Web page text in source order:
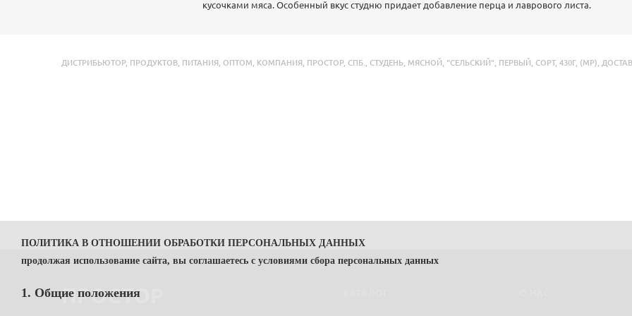
кусочками мяса. Особенный вкус студню придает добавление перца и лаврового листа.
ДИСТРИБЬЮТОР, ПРОДУКТОВ ПИТАНИЯ ОПТОМ КОМПАНИЯ ПРОСТОР, СПБ. СТУДЕНЬ МЯСНОЙ "СЕЛЬСКИЙ" ПЕРВЫЙ СОРТ, 430Г, (МР)
ПРОСТОР
ПОЛИТИКА В ОТНОШЕНИИ ОБРАБОТКИ ПЕРСОНАЛЬНЫХ ДАННЫХ
продолжая использование сайта, вы соглашаетесь с условиями сбора персональных данных
1. Общие положения